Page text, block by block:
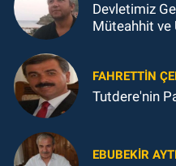
Devletimiz
Müteahhit ve
FAHRETTIN
Tutdere'nin
EBUBEKIR